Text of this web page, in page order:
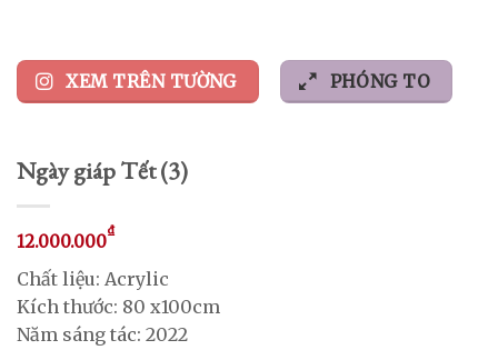
XEM TRÊN TƯỜNG PHÓNG TO
Ngày giáp Tết (3)
12.000.000₫
Chất liệu: Acrylic
Kích thước: 80 x100cm
Năm sáng tác: 2022